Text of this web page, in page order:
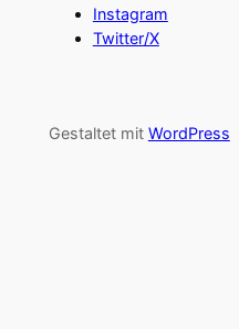
Instagram
Twitter/X
Gestaltet mit WordPress